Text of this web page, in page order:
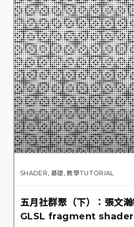
SHADER, 基礎,教學TUTORIAL
五月社群聚（下）：張文
GLSL fragment shader